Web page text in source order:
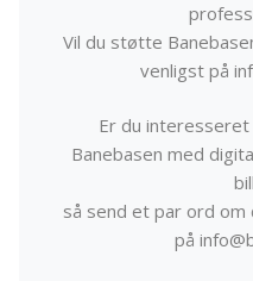
Vil du støtte
venligst på
Er du
Banebasen med
så send et par ord
på